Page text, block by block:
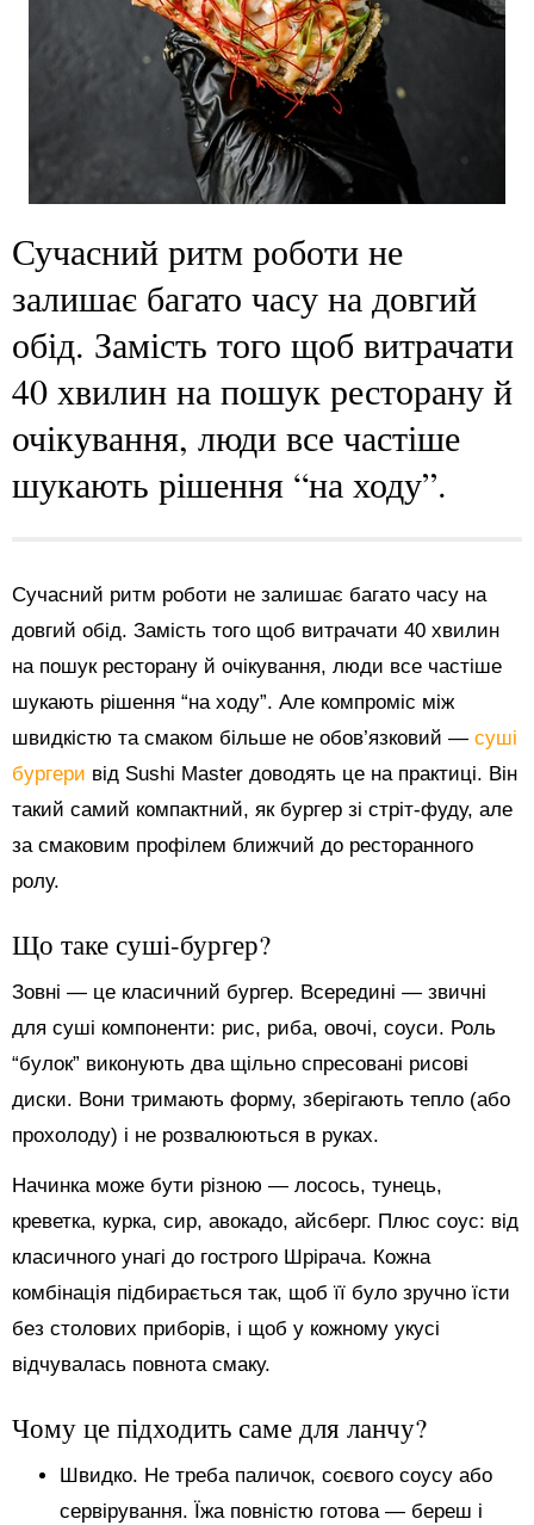
Сучасний ритм роботи не
залишає багато часу на довгий
обід. Замість того щоб витрачати
40 хвилин на пошук ресторану й
очікування, люди все частіше
шукають рішення “на ходу”.
Сучасний ритм роботи не залишає багато часу на
довгий обід. Замість того щоб витрачати 40 хвилин
на пошук ресторану й очікування, люди все частіше
шукають рішення “на ходу”. Але компроміс між
швидкістю та смаком більше не обов’язковий — суші
бургери від Sushi Master доводять це на практиці. Він
такий самий компактний, як бургер зі стріт-фуду, але
за смаковим профілем ближчий до ресторанного
ролу.
Що таке суші-бургер?
Зовні — це класичний бургер. Всередині — звичні
для суші компоненти: рис, риба, овочі, соуси. Роль
“булок” виконують два щільно спресовані рисові
диски. Вони тримають форму, зберігають тепло (або
прохолоду) і не розвалюються в руках.
Начинка може бути різною — лосось, тунець,
креветка, курка, сир, авокадо, айсберг. Плюс соус: від
класичного унагі до гострого Шрірача. Кожна
комбінація підбирається так, щоб її було зручно їсти
без столових приборів, і щоб у кожному укусі
відчувалась повнота смаку.
Чому це підходить саме для ланчу?
Швидко. Не треба паличок, соєвого соусу або
сервірування. Їжа повністю готова — береш і